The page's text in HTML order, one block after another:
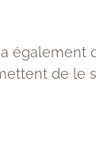
également
de le